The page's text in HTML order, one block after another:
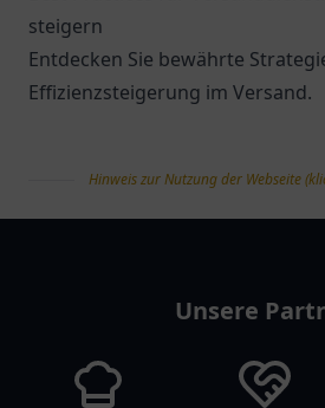
steigern
Entdecken Sie bewährte
Effizienzsteigerung im Versand.
Hinweis zur Nutzung der Webseite
Unsere